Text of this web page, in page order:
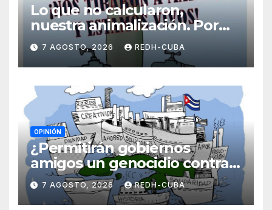
Lo que no calcularon,
nuestra animalización. Por
Laidi Fernández de Juan
7 AGOSTO, 2026 REDH-CUBA
OPINIÓN
¿Permitirán gobiernos
amigos un genocidio contra
Cuba? Por Hedelberto López
Blanch
7 AGOSTO, 2026 REDH-CUBA